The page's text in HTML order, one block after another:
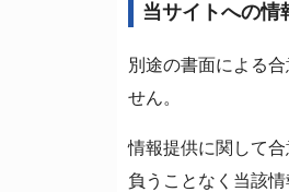
当サイトへの情
別途の書面による
せん。
情報提供に関して
負うことなく当該